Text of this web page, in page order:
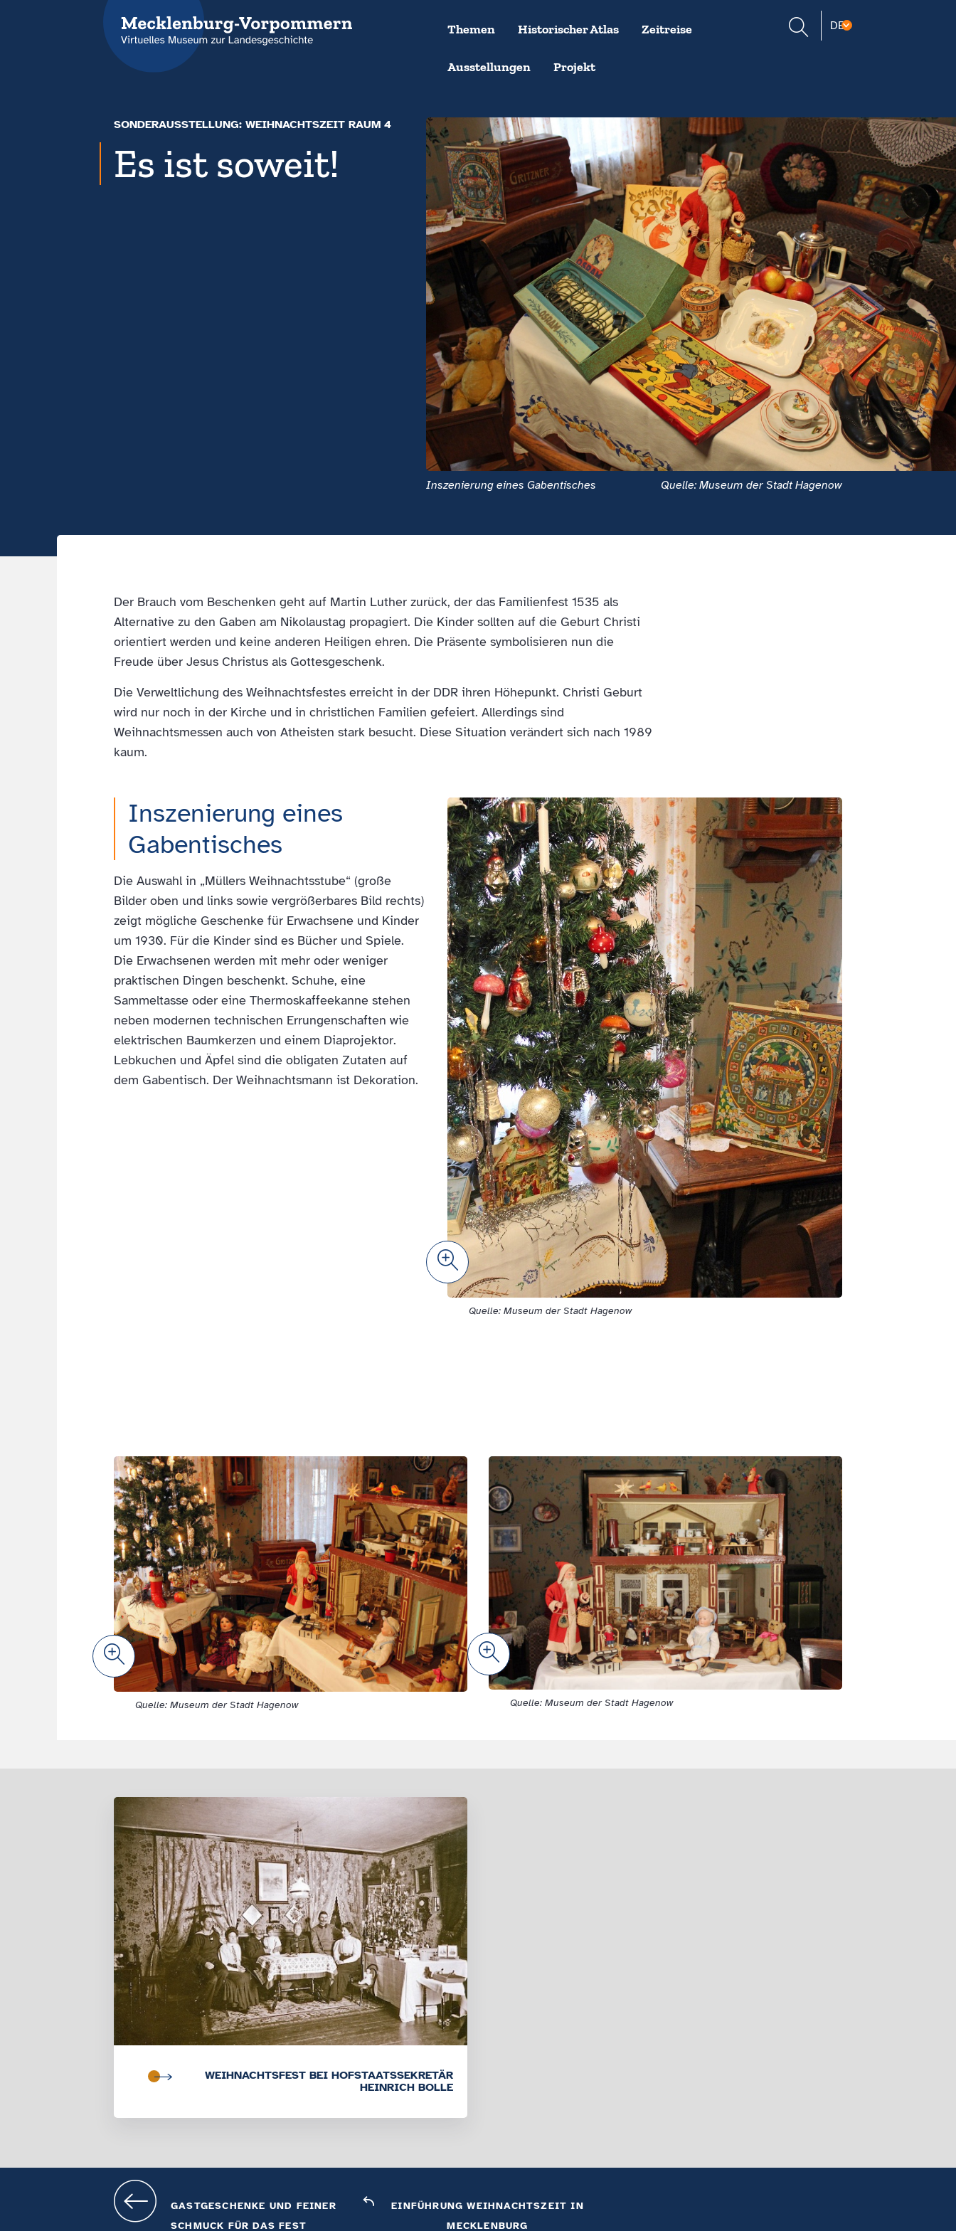
Suche
DEöffnen
Themen Historischer Atlas Zeitreise
Ausstellungen Projekt
SONDERAUSSTELLUNG: WEIHNACHTSZEIT RAUM 4
Es ist soweit!
Inszenierung eines Gabentisches Quelle: Museum der Stadt Hagenow
Der Brauch vom Beschenken geht auf Martin Luther zurück, der das Familienfest 1535 als
Alternative zu den Gaben am Nikolaustag propagiert. Die Kinder sollten auf die Geburt Christi
orientiert werden und keine anderen Heiligen ehren. Die Präsente symbolisieren nun die
Freude über Jesus Christus als Gottesgeschenk.
Die Verweltlichung des Weihnachtsfestes erreicht in der DDR ihren Höhepunkt. Christi Geburt
wird nur noch in der Kirche und in christlichen Familien gefeiert. Allerdings sind
Weihnachtsmessen auch von Atheisten stark besucht. Diese Situation verändert sich nach 1989
kaum.
Zoom
Quelle: Museum der Stadt Hagenow
Inszenierung eines
Gabentisches
Die Auswahl in „Müllers Weihnachtsstube“ (große
Bilder oben und links sowie vergrößerbares Bild rechts)
zeigt mögliche Geschenke für Erwachsene und Kinder
um 1930. Für die Kinder sind es Bücher und Spiele.
Die Erwachsenen werden mit mehr oder weniger
praktischen Dingen beschenkt. Schuhe, eine
Sammeltasse oder eine Thermoskaffeekanne stehen
neben modernen technischen Errungenschaften wie
elektrischen Baumkerzen und einem Diaprojektor.
Lebkuchen und Äpfel sind die obligaten Zutaten auf
dem Gabentisch. Der Weihnachtsmann ist Dekoration.
Zoom
Quelle: Museum der Stadt Hagenow
Zoom
Quelle: Museum der Stadt Hagenow
WEIHNACHTSFEST BEI HOFSTAATSSEKRETÄR
HEINRICH BOLLE
GASTGESCHENKE UND FEINER
SCHMUCK FÜR DAS FEST
EINFÜHRUNG WEIHNACHTSZEIT IN
MECKLENBURG